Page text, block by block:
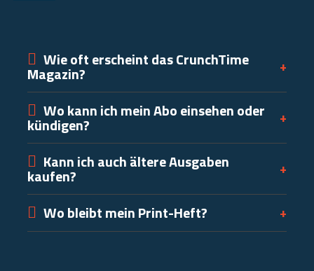
Wie oft erscheint das CrunchTime
Magazin? +
Wo kann ich mein Abo einsehen oder
kündigen? +
Kann ich auch ältere Ausgaben
kaufen? +
Wo bleibt mein Print-Heft? +